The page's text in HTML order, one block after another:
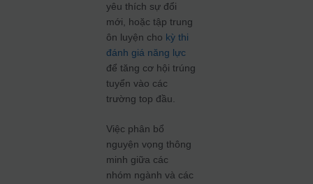
yêu thích sự đổi
mới, hoặc tập trung
ôn luyện cho kỳ thi
đánh giá năng lực
để tăng cơ hội trúng
tuyển vào các
trường top đầu.
Việc phân bổ
nguyện vọng thông
minh giữa các
nhóm ngành và các